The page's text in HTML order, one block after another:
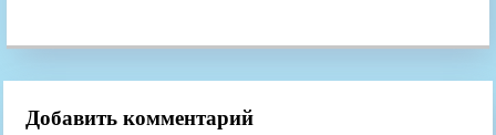
Добавить комментарий